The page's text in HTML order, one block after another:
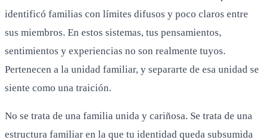
identificó familias con límites difusos y poco claros entre
sus miembros. En estos sistemas, tus pensamientos,
sentimientos y experiencias no son realmente tuyos.
Pertenecen a la unidad familiar, y separarte de esa unidad se
siente como una traición.
No se trata de una familia unida y cariñosa. Se trata de una
estructura familiar en la que tu identidad queda subsumida